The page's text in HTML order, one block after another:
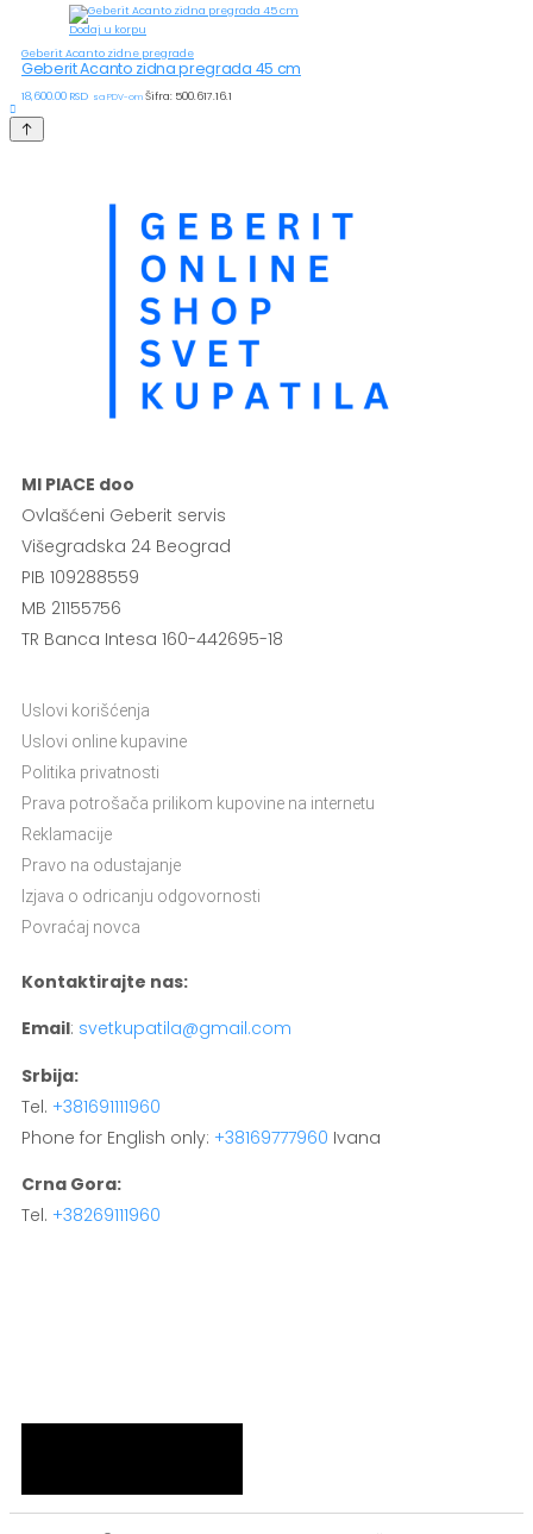
Dodaj u korpu
Geberit Acanto zidne pregrade
Geberit Acanto zidna pregrada 45 cm
18,600.00 RSD sa PDV-omŠifra: 500.617.16.1
MI PIACE doo
Ovlašćeni Geberit servis
Višegradska 24 Beograd
PIB 109288559
MB 21155756
TR Banca Intesa 160-442695-18
Uslovi korišćenja
Uslovi online kupavine
Politika privatnosti
Prava potrošača prilikom kupovine na internetu
Reklamacije
Pravo na odustajanje
Izjava o odricanju odgovornosti
Povraćaj novca
Kontaktirajte nas:
Email: svetkupatila@gmail.com
Srbija:
Tel. +381691111960
Phone for English only: +38169777960 Ivana
Crna Gora:
Tel. +38269111960